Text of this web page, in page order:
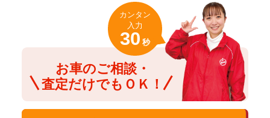
お車のご相談・
査定だけでもＯＫ！
カンタン
入力
30 秒